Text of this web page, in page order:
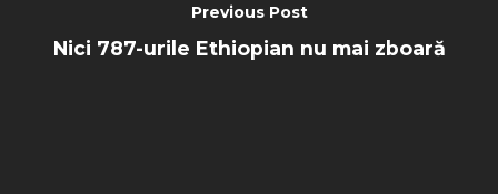
Previous Post
Nici 787-urile Ethiopian nu mai zboară